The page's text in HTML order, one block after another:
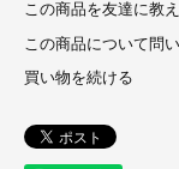
この商品を友達に教
この商品について問
買い物を続ける